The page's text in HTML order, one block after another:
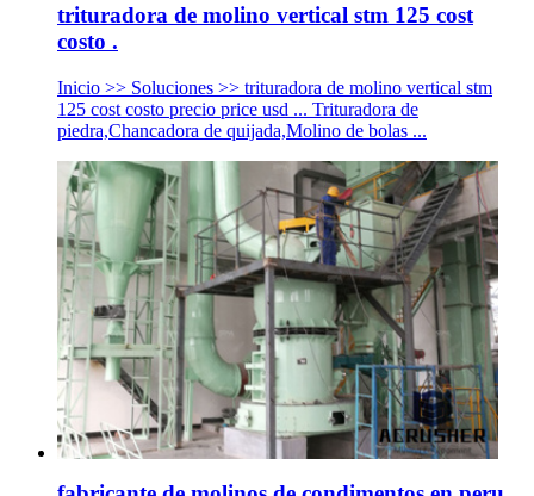
trituradora de molino vertical stm 125 cost
costo .
Inicio >> Soluciones >> trituradora de molino vertical stm
125 cost costo precio price usd ... Trituradora de
piedra,Chancadora de quijada,Molino de bolas ...